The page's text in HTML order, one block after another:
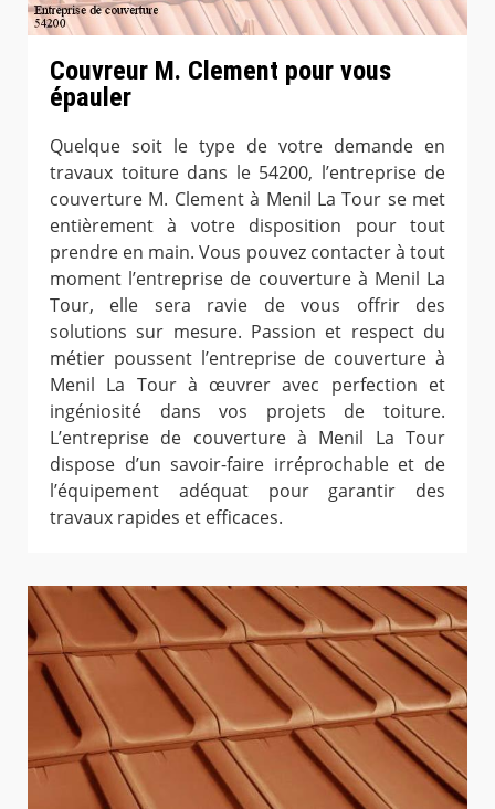
Couvreur M. Clement pour vous
épauler
Quelque soit le type de votre demande en
travaux toiture dans le 54200, l’entreprise de
couverture M. Clement à Menil La Tour se met
entièrement à votre disposition pour tout
prendre en main. Vous pouvez contacter à tout
moment l’entreprise de couverture à Menil La
Tour, elle sera ravie de vous offrir des
solutions sur mesure. Passion et respect du
métier poussent l’entreprise de couverture à
Menil La Tour à œuvrer avec perfection et
ingéniosité dans vos projets de toiture.
L’entreprise de couverture à Menil La Tour
dispose d’un savoir-faire irréprochable et de
l’équipement adéquat pour garantir des
travaux rapides et efficaces.